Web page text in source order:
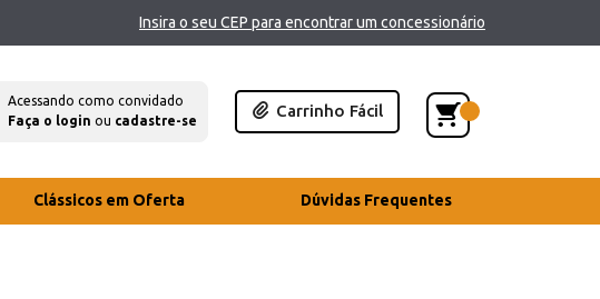
Insira o seu CEP para encontrar um concessionário
Acessando como convidado
Faça o login ou cadastre-se
Carrinho Fácil
Clássicos em Oferta Dúvidas Frequentes